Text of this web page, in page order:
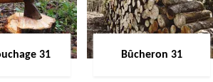
31 Bûcheron 31